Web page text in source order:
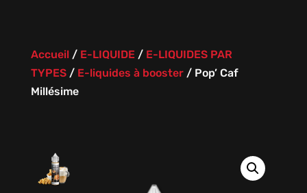
Accueil/ E-LIQUIDE/ E-LIQUIDES PAR
TYPES/ E-liquides à booster/ Pop’ Caf
Millésime